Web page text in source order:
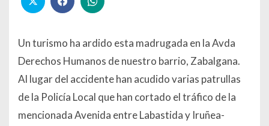
Un turismo ha ardido esta madrugada en la Avda
Derechos Humanos de nuestro barrio, Zabalgana.
Al lugar del accidente han acudido varias patrullas
de la Policía Local que han cortado el tráfico de la
mencionada Avenida entre Labastida y Iruñea-